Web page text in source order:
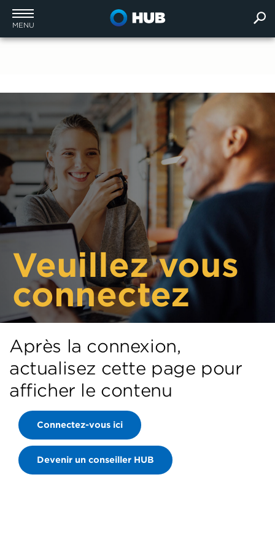
MENU
Veuillez vous
connectez
Après la connexion,
actualisez cette page pour
afficher le contenu
Connectez-vous ici
Devenir un conseiller HUB